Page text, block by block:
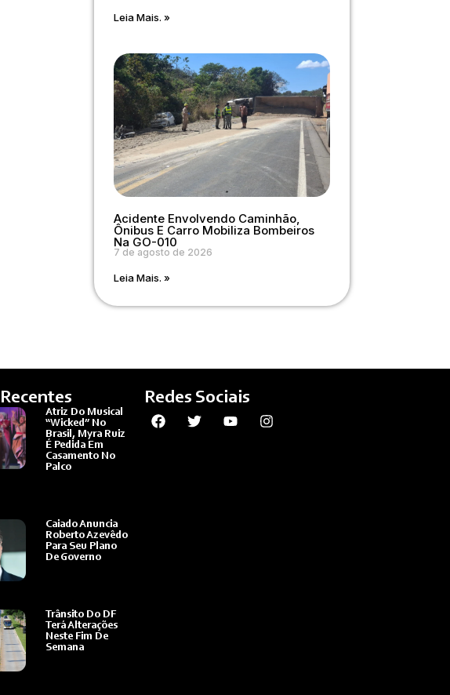
Leia Mais. »
Acidente Envolvendo Caminhão,
Ônibus E Carro Mobiliza Bombeiros
Na GO-010
7 de agosto de 2026
Leia Mais. »
Atriz Do Musical
“Wicked” No
Brasil, Myra Ruiz
É Pedida Em
Casamento No
Palco
Caiado Anuncia
Roberto Azevêdo
Para Seu Plano
De Governo
Trânsito Do DF
Terá Alterações
Neste Fim De
Semana
Redes Sociais